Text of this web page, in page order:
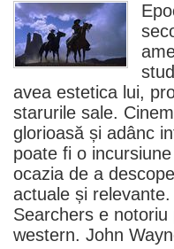
avea estetica lui,
starurile sale.
glorioasă și adânc
poate fi o
ocazia de a
actuale și relevante.
Searchers e
western. John